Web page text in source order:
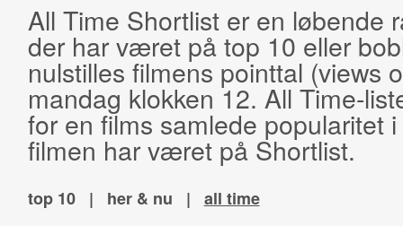
All Time Shortlist er en løbende
der har været på top 10 eller
nulstilles filmens pointtal (views
mandag klokken 12. All Time-
for en films samlede popularitet
filmen har været på Shortlist.
top 10 | her & nu | all time